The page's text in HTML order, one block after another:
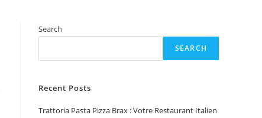
Search
SEARCH
Recent Posts
Trattoria Pasta Pizza Brax : Votre Restaurant Italien